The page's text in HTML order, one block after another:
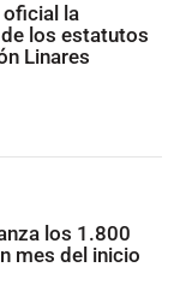
oficial la
los estatutos
Linares
los 1.800
mes del inicio